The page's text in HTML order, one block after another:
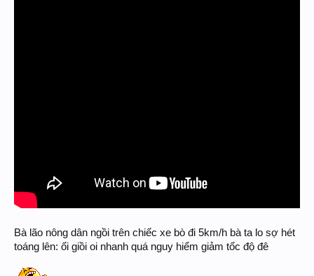
Bà lão nông dân ngồi trên chiếc xe bò đi 5km/h bà ta lo sợ hét
toáng lên: ối giồi oi nhanh quá nguy hiểm giảm tốc độ đê